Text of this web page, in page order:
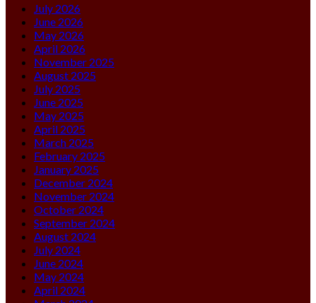
July 2026
June 2026
May 2026
April 2026
November 2025
August 2025
July 2025
June 2025
May 2025
April 2025
March 2025
February 2025
January 2025
December 2024
November 2024
October 2024
September 2024
August 2024
July 2024
June 2024
May 2024
April 2024